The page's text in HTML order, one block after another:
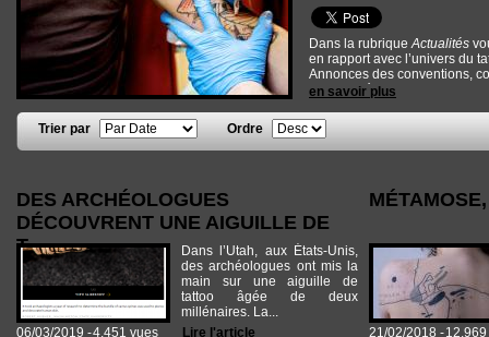
Dans la rubriqueActualités
en rapport avec l’univers du
Annonces des conventions,
nouveautés techniques... De
en savoir plus
Trier par Ordre
DES ARCHÉOLOGUES
DÉCOUVRENT UNE AIGUILLE DE
T...
Dans l’Utah, aux États-Unis,
des archéologues ont mis la
main sur une aiguille de
tattoo âgée de deux
millénaires. La...
06/03/2019 -4.451 vues Lire l'article 21/02/2018 -